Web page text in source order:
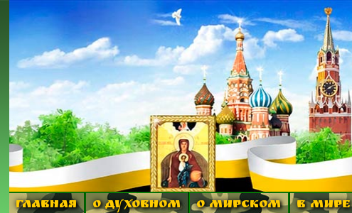
ГЛАВНАЯ О ДУХОВНОМ О МИРСКОМ В МИРЕ